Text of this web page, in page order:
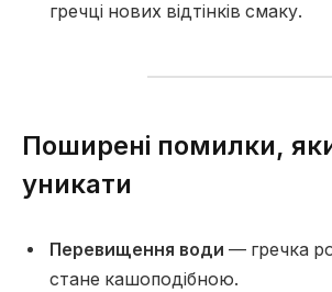
гречці нових відтінків смаку.
Поширені помилки,
уникати
Перевищення води — гречка
стане кашоподібною.